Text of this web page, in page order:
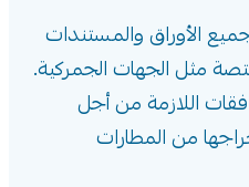
الأوراق والمستندات
مثل الجهات الجمركية.
اللازمة من أجل
من المطارات